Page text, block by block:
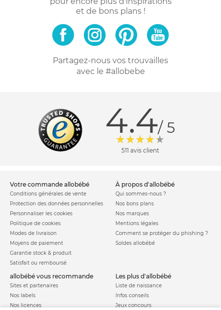
et de bons plans !
Partagez-nous vos trouvailles
avec le #allobebe
4.4/ 5
511 avis client
votre commande allobébé
Conditions générales de vente
Protection des données personnelles
Personnaliser les cookies
Politique de cookies
Modes de livraison
Moyens de paiement
Garantie stock & produit
Satisfait ou remboursé
à propos d'allobébé
Qui sommes-nous ?
Nos bons plans
Nos marques
Mentions légales
Comment se protéger du phishing ?
Soldes allobébé
allobébé vous recommande
Sites et partenaires
Nos labels
Nos licences
les plus d'allobébé
Liste de naissance
Infos conseils
Jeux concours